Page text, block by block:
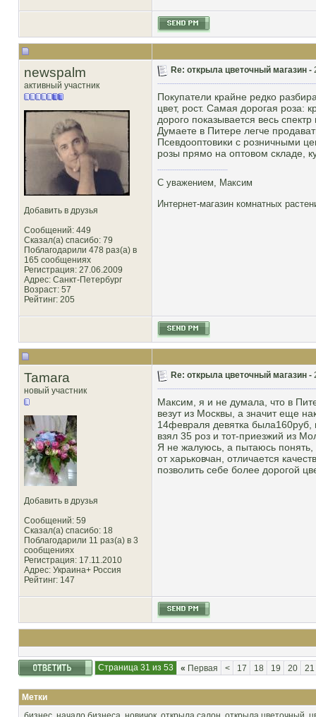
newspalm
активный участник
Добавить в друзья
Сообщений: 449
Сказал(а) спасибо: 79
Поблагодарили 478 раз(а) в
165 сообщениях
Регистрация: 27.06.2009
Адрес: Санкт-Петербург
Возраст: 57
Рейтинг: 205
Re: открыла цветочный магазин -
Покупатели крайне редко
цвет, рост. Самая дорогая роза:
дорого показывается весь
Думаете в Питере легче
Псевдооптовики с розничными
розы прямо на оптовом складе,
С уважением, Максим
Интернет-магазин комнатных
Tamara
новый участник
Добавить в друзья
Сообщений: 59
Сказал(а) спасибо: 18
Поблагодарили 11 раз(а) в 3
сообщениях
Регистрация: 17.11.2010
Адрес: Украина+ Россия
Рейтинг: 147
Re: открыла цветочный магазин -
Максим, я и не думала, что в
везут из Москвы, а значит еще
14февраля девятка была160руб,
взял 35 роз и тот-приезжий из
Я не жалуюсь, а пытаюсь понять,
от харьковчан, отличается
позволить себе более дорогой
Страница 31 из 53 « Первая < 17 18 19 20 21
Метки